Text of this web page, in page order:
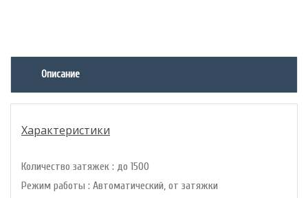
Описание
Характеристики
Количество затяжек : до 1500
Режим работы : Автоматический, от затяжки